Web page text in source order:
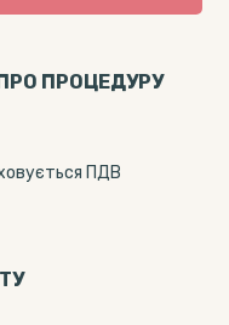
ПРОЦЕДУРУ
ПДВ